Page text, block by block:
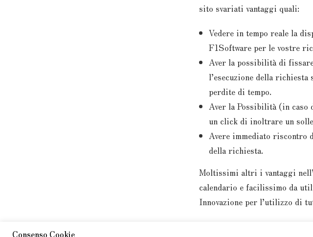
sito svariati vantaggi quali:
Vedere in tempo reale la
F1Software per le vostre
Aver la possibilità di
l’esecuzione della richiesta
perdite di tempo.
Aver la Possibilità (in caso
un click di inoltrare un
Avere immediato riscontro
della richiesta.
Moltissimi altri i vantaggi
calendario e facilissimo da
Innovazione per l’utilizzo di
Consenso Cookie